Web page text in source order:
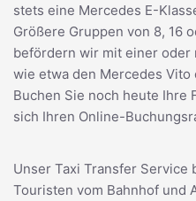
stets eine Mercedes E-
Größere Gruppen von 8, 16
befördern wir mit einer oder
wie etwa den Mercedes Vito
Buchen Sie noch heute Ihre
sich Ihren Online-
Unser Taxi Transfer Service
Touristen vom Bahnhof und